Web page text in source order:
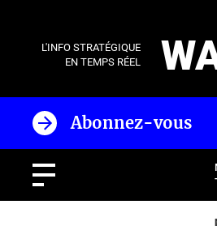
L'INFO STRATÉGIQUE
EN TEMPS RÉEL
Abonnez-vous